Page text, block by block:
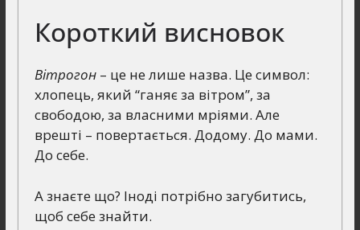
Короткий висновок
Вітрогон– це не лише назва. Це символ:
хлопець, який “ганяє за вітром”, за
свободою, за власними мріями. Але
врешті – повертається. Додому. До мами.
До себе.
А знаєте що? Іноді потрібно загубитись,
щоб себе знайти.